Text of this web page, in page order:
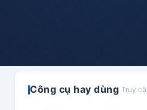
Công cụ hay dùng Truy